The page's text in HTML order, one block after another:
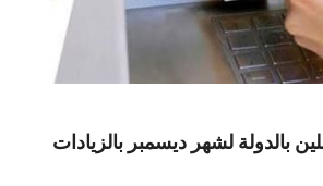
بالدولة لشهر ديسمبر بالزيادات